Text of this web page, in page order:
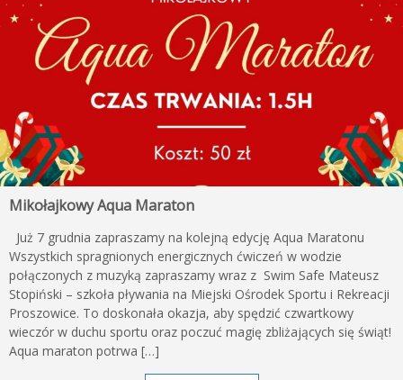
Mikołajkowy Aqua Maraton
Już 7 grudnia zapraszamy na kolejną edycję Aqua Maratonu
Wszystkich spragnionych energicznych ćwiczeń w wodzie
połączonych z muzyką zapraszamy wraz z Swim Safe Mateusz
Stopiński – szkoła pływania na Miejski Ośrodek Sportu i Rekreacji
Proszowice. To doskonała okazja, aby spędzić czwartkowy
wieczór w duchu sportu oraz poczuć magię zbliżających się świąt!
Aqua maraton potrwa […]